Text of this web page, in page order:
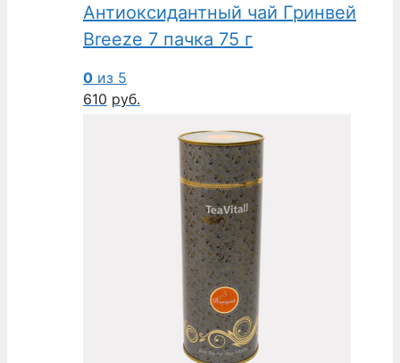
Антиоксидантный чай Гринвей
Breeze 7 пачка 75 г
0 из 5
610 руб.